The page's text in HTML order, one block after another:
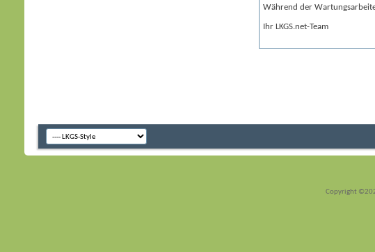
Während der
Ihr LKGS.net-Team
Copyright